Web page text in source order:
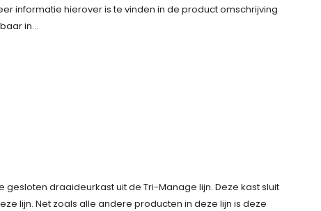
informatie hierover is te vinden in de product omschrijving
in…
draaideurkast uit de Tri-Manage lijn. Deze kast sluit
lijn. Net zoals alle andere producten in deze lijn is deze